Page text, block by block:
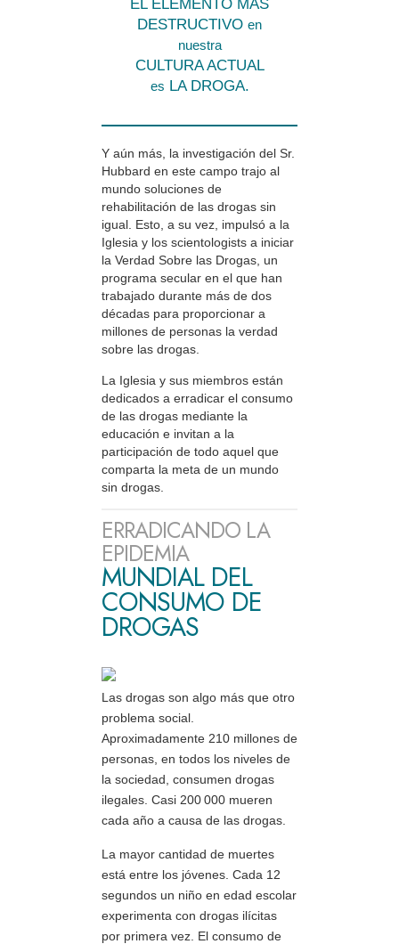
EL ELEMENTO MÁS
DESTRUCTIVO en
nuestra
CULTURA ACTUAL
es LA DROGA.
Y aún más, la investigación del Sr.
Hubbard en este campo trajo al
mundo soluciones de
rehabilitación de las drogas sin
igual. Esto, a su vez, impulsó a la
Iglesia y los scientologists a iniciar
la Verdad Sobre las Drogas, un
programa secular en el que han
trabajado durante más de dos
décadas para proporcionar a
millones de personas la verdad
sobre las drogas.
La Iglesia y sus miembros están
dedicados a erradicar el consumo
de las drogas mediante la
educación e invitan a la
participación de todo aquel que
comparta la meta de un mundo
sin drogas.
ERRADICANDO LA
EPIDEMIA
MUNDIAL DEL
CONSUMO DE
DROGAS
Las drogas son algo más que otro
problema social.
Aproximadamente 210 millones de
personas, en todos los niveles de
la sociedad, consumen drogas
ilegales. Casi 200 000 mueren
cada año a causa de las drogas.
La mayor cantidad de muertes
está entre los jóvenes. Cada 12
segundos un niño en edad escolar
experimenta con drogas ilícitas
por primera vez. El consumo de